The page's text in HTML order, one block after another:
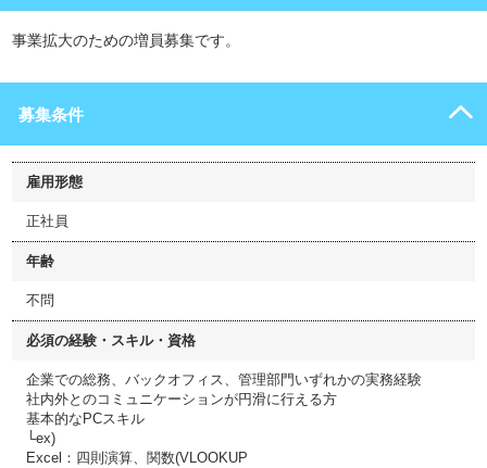
事業拡大のための増員募集です。
募集条件
雇用形態
正社員
年齢
不問
必須の経験・スキル・資格
企業での総務、バックオフィス、管理部門いずれかの実務経験
社内外とのコミュニケーションが円滑に行える方
基本的なPCスキル
└ex)
Excel：四則演算、関数(VLOOKUP